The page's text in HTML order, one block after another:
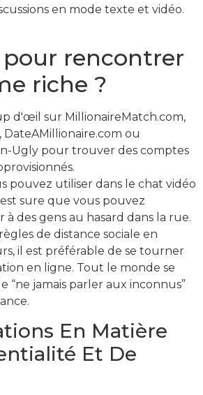
en mode texte et vidéo.
pour rencontrer
riche ?
d'œil sur MillionaireMatch.com,
DateAMillionaire.com ou
Ugly pour trouver des comptes
pouvez utiliser dans le chat vidéo
sure que vous pouvez
des gens au hasard dans la rue.
de distance sociale en
il est préférable de se tourner
en ligne. Tout le monde se
“ne jamais parler aux inconnus”
En Matière
Et De